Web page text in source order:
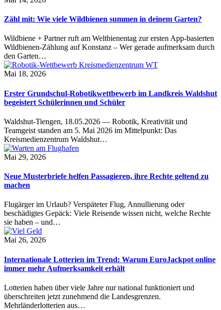
Zähl mit: Wie viele Wildbienen summen in deinem Garten?
Wildbiene + Partner ruft am Weltbienentag zur ersten App-basierten
Wildbienen-Zählung auf Konstanz – Wer gerade aufmerksam durch
den Garten…
Mai 18, 2026
Erster Grundschul-Robotikwettbewerb im Landkreis Waldshut
begeistert Schülerinnen und Schüler
Waldshut-Tiengen, 18.05.2026 — Robotik, Kreativität und
Teamgeist standen am 5. Mai 2026 im Mittelpunkt: Das
Kreismedienzentrum Waldshut…
Mai 29, 2026
Neue Musterbriefe helfen Passagieren, ihre Rechte geltend zu
machen
Flugärger im Urlaub? Verspäteter Flug, Annullierung oder
beschädigtes Gepäck: Viele Reisende wissen nicht, welche Rechte
sie haben – und…
Mai 26, 2026
Internationale Lotterien im Trend: Warum EuroJackpot online
immer mehr Aufmerksamkeit erhält
Lotterien haben über viele Jahre nur national funktioniert und
überschreiten jetzt zunehmend die Landesgrenzen.
Mehrländerlotterien aus…